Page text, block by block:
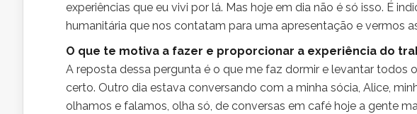
experiências que eu vivi por lá. Mas hoje em dia não é só isso. É
humanitária que nos contatam para uma apresentação e vermos
O que te motiva a fazer e proporcionar a experiência do
A reposta dessa pergunta é o que me faz dormir e levantar todos
certo. Outro dia estava conversando com a minha sócia, Alice,
olhamos e falamos, olha só, de conversas em café hoje a gente